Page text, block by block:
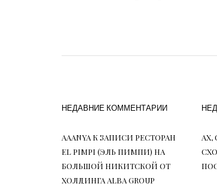
НЕДАВНИЕ КОММЕНТАРИИ
AAANYA К ЗАПИСИ РЕСТОРАН
EL PIMPI (ЭЛЬ ПИМПИ) НА
БОЛЬШОЙ НИКИТСКОЙ ОТ
ХОЛДИНГА ALBA GROUP
АХ,